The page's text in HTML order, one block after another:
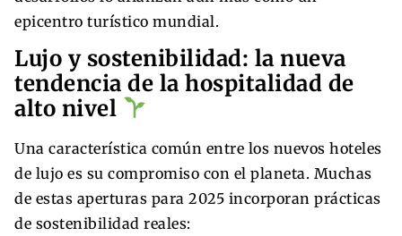
epicentro turístico mundial.
Lujo y sostenibilidad: la nueva
tendencia de la hospitalidad de
alto nivel
Una característica común entre los nuevos hoteles
de lujo es su compromiso con el planeta. Muchas
de estas aperturas para 2025 incorporan prácticas
de sostenibilidad reales: